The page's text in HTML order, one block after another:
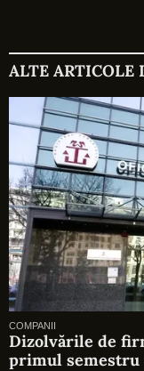
ALTE ARTICOLE
COMPANII
Dizolvările de
primul semestru